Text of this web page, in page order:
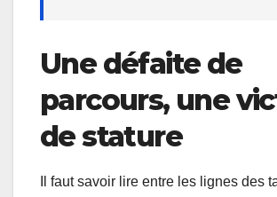
Une défaite de
parcours, une
de stature
Il faut savoir lire entre les lignes des